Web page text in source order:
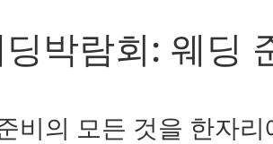
박람회: 웨딩
비의 모든 것을 한자